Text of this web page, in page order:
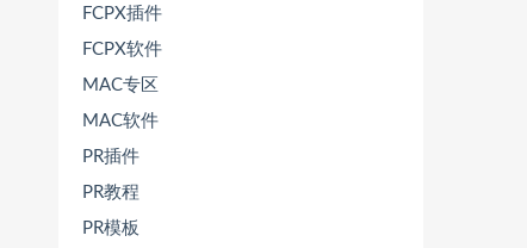
FCPX插件
FCPX软件
MAC专区
MAC软件
PR插件
PR教程
PR模板